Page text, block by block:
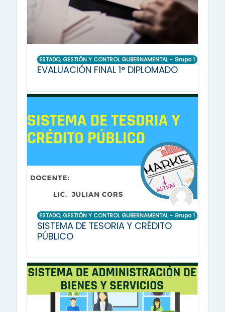
ESTADO, GESTIÓN Y CONTROL GUBERNAMENTAL - Grupo 1
EVALUACIÓN FINAL 1° DIPLOMADO
ESTADO, GESTIÓN Y CONTROL GUBERNAMENTAL - Grupo 1
SISTEMA DE TESORIA Y CRÉDITO
PÚBLICO